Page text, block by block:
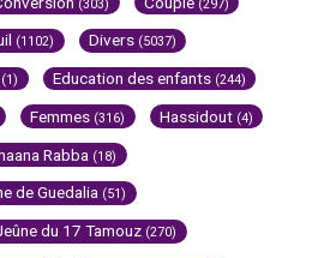
(303) (297)
(1102) Divers (5037)
(1) Education des enfants (244)
Femmes (316) Hassidout (4)
Rabba (18)
de Guedalia (51)
du 17 Tamouz (270)